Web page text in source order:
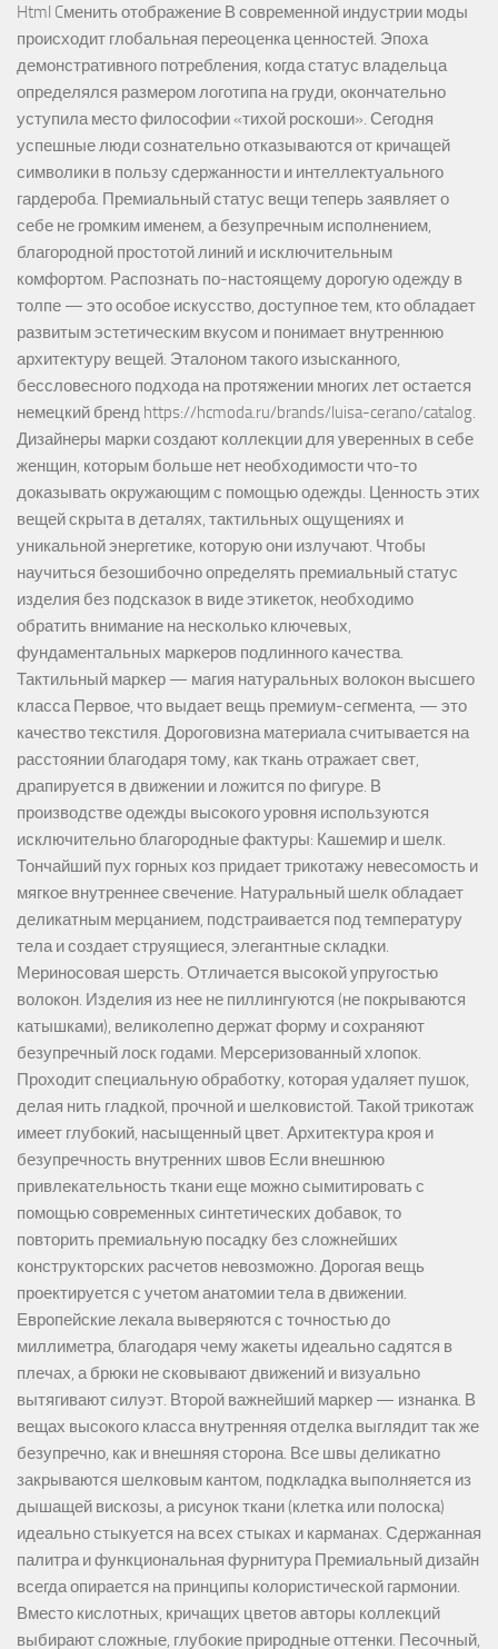
Html Cменить отображение В современной индустрии моды
происходит глобальная переоценка ценностей. Эпоха
демонстративного потребления, когда статус владельца
определялся размером логотипа на груди, окончательно
уступила место философии «тихой роскоши». Сегодня
успешные люди сознательно отказываются от кричащей
символики в пользу сдержанности и интеллектуального
гардероба. Премиальный статус вещи теперь заявляет о
себе не громким именем, а безупречным исполнением,
благородной простотой линий и исключительным
комфортом. Распознать по-настоящему дорогую одежду в
толпе — это особое искусство, доступное тем, кто обладает
развитым эстетическим вкусом и понимает внутреннюю
архитектуру вещей. Эталоном такого изысканного,
бессловесного подхода на протяжении многих лет остается
немецкий бренд https://hcmoda.ru/brands/luisa-cerano/catalog.
Дизайнеры марки создают коллекции для уверенных в себе
женщин, которым больше нет необходимости что-то
доказывать окружающим с помощью одежды. Ценность этих
вещей скрыта в деталях, тактильных ощущениях и
уникальной энергетике, которую они излучают. Чтобы
научиться безошибочно определять премиальный статус
изделия без подсказок в виде этикеток, необходимо
обратить внимание на несколько ключевых,
фундаментальных маркеров подлинного качества.
Тактильный маркер — магия натуральных волокон высшего
класса Первое, что выдает вещь премиум-сегмента, — это
качество текстиля. Дороговизна материала считывается на
расстоянии благодаря тому, как ткань отражает свет,
драпируется в движении и ложится по фигуре. В
производстве одежды высокого уровня используются
исключительно благородные фактуры: Кашемир и шелк.
Тончайший пух горных коз придает трикотажу невесомость и
мягкое внутреннее свечение. Натуральный шелк обладает
деликатным мерцанием, подстраивается под температуру
тела и создает струящиеся, элегантные складки.
Мериносовая шерсть. Отличается высокой упругостью
волокон. Изделия из нее не пиллингуются (не покрываются
катышками), великолепно держат форму и сохраняют
безупречный лоск годами. Мерсеризованный хлопок.
Проходит специальную обработку, которая удаляет пушок,
делая нить гладкой, прочной и шелковистой. Такой трикотаж
имеет глубокий, насыщенный цвет. Архитектура кроя и
безупречность внутренних швов Если внешнюю
привлекательность ткани еще можно сымитировать с
помощью современных синтетических добавок, то
повторить премиальную посадку без сложнейших
конструкторских расчетов невозможно. Дорогая вещь
проектируется с учетом анатомии тела в движении.
Европейские лекала выверяются с точностью до
миллиметра, благодаря чему жакеты идеально садятся в
плечах, а брюки не сковывают движений и визуально
вытягивают силуэт. Второй важнейший маркер — изнанка. В
вещах высокого класса внутренняя отделка выглядит так же
безупречно, как и внешняя сторона. Все швы деликатно
закрываются шелковым кантом, подкладка выполняется из
дышащей вискозы, а рисунок ткани (клетка или полоска)
идеально стыкуется на всех стыках и карманах. Сдержанная
палитра и функциональная фурнитура Премиальный дизайн
всегда опирается на принципы колористической гармонии.
Вместо кислотных, кричащих цветов авторы коллекций
выбирают сложные, глубокие природные оттенки. Песочный,